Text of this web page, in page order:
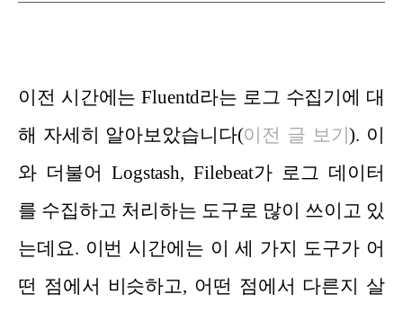
이전 시간에는 Fluentd라는 로그 수집기에 대
해 자세히 알아보았습니다(이 전 글 보기). 이
와 더불어 Logstash, Filebeat가 로그 데 이터
를 수집하고 처리하는 도구로 많이 쓰이고 있
는데요. 이번 시간에는 이 세 가지 도구가 어
떤 점에서 비슷하고, 어떤 점에서 다른지 살